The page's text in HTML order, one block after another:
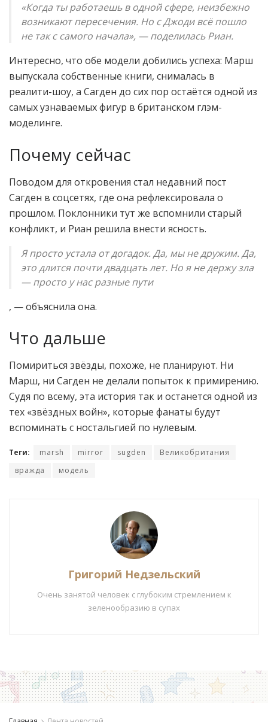
«Когда ты работаешь в одной сфере, неизбежно
возникают пересечения. Но с Джоди всё пошло
не так с самого начала», — поделилась Риан.
Интересно, что обе модели добились успеха: Марш
выпускала собственные книги, снималась в
реалити-шоу, а Сагден до сих пор остаётся одной из
самых узнаваемых фигур в британском глэм-
моделинге.
Почему сейчас
Поводом для откровения стал недавний пост
Сагден в соцсетях, где она рефлексировала о
прошлом. Поклонники тут же вспомнили старый
конфликт, и Риан решила внести ясность.
Я просто устала от догадок. Да, мы не дружим. Да,
это длится почти двадцать лет. Но я не держу зла
— просто у нас разные пути
, — объяснила она.
Что дальше
Помириться звёзды, похоже, не планируют. Ни
Марш, ни Сагден не делали попыток к примирению.
Судя по всему, эта история так и останется одной из
тех «звёздных войн», которые фанаты будут
вспоминать с ностальгией по нулевым.
Теги: marsh mirror sugden
Великобритания
вражда
модель
Григорий Недзельский
Очень занятой человек с глубоким стремлением к
зеленообразию в супах